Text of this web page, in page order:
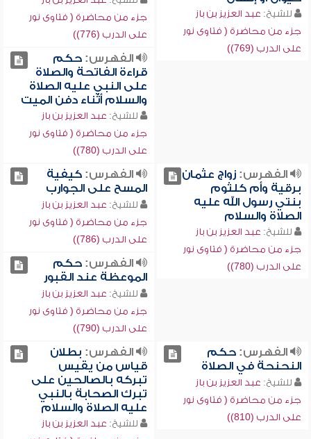
للشيخ: عبد العزيز بن باز
جزء من محاضرة ( فتاوى نور
على الدرب (769))
جزء من محاضرة ( فتاوى نور
على الدرب (776))
الفهرس:حكم
قراءة الفاتحة والصلاة
على النبي عليه الصلاة
والسلام أثناء دفن الميت
للشيخ: عبد العزيز بن باز
جزء من محاضرة ( فتاوى نور
على الدرب (780))
الفهرس:زواج عثمان
برقية وأم كلثوم
بنتي رسول الله عليه
الصلاة والسلام
للشيخ: عبد العزيز بن باز
جزء من محاضرة ( فتاوى نور
على الدرب (780))
الفهرس:كيفية
المسح على الجوارب
للشيخ: عبد العزيز بن باز
جزء من محاضرة ( فتاوى نور
على الدرب (786))
الفهرس:حكم
الموعظة عند القبور
للشيخ: عبد العزيز بن باز
جزء من محاضرة ( فتاوى نور
على الدرب (790))
الفهرس:حكم
النحنحة في الصلاة
للشيخ: عبد العزيز بن باز
جزء من محاضرة ( فتاوى نور
على الدرب (810))
الفهرس: بطلان
قياس من يقيس
تبركه بالصالحين على
تبرك الصحابة بالنبي
عليه الصلاة والسلام
للشيخ: عبد العزيز بن باز